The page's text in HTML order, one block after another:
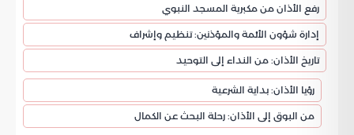
رفع الأذان من مكبرية المسجد النبوي
إدارة شؤون الأئمة والمؤذنين: تنظيم وإشراف
تاريخ الأذان: من النداء إلى التوحيد
رؤيا الأذان: بداية الشرعية
من البوق إلى الأذان: رحلة البحث عن الكمال